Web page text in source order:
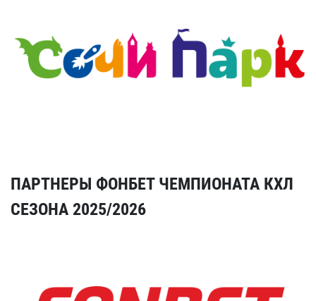
ПАРТНЕРЫ ФОНБЕТ ЧЕМПИОНАТА КХЛ
СЕЗОНА 2025/2026